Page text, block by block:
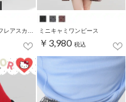
ミニキャミワンピース
￥3,980 税込